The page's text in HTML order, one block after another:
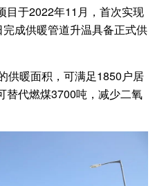
目于2022年11月，首次实现
成供暖管道升温具备正式供
供暖面积，可满足1850户居
替代燃煤3700吨，减少二氧